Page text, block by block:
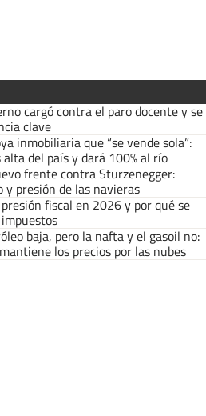
cargó contra el paro docente y se
clave
inmobiliaria que “se vende sola”:
del país y dará 100% al río
frente contra Sturzenegger:
y presión de las navieras
fiscal en 2026 y por qué se
baja, pero la nafta y el gasoil no:
los precios por las nubes